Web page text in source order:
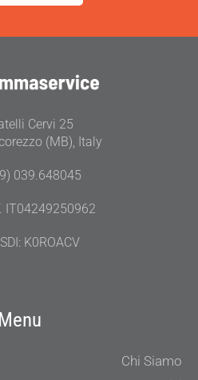
Cervi 25
(MB), Italy
039.648045
IT04249250962
K0ROACV
Menu
Chi Siamo